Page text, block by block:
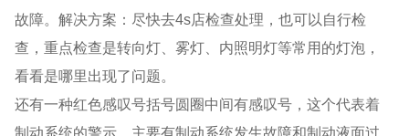
故障。解决方案：尽快去4s店检查处理，也可以自行检
查，重点检查是转向灯、雾灯、内照明灯等常用的灯泡，
看看是哪里出现了问题。
还有一种红色感叹号括号圆圈中间有感叹号，这个代表着
制动系统的警示，主要有制动系统发生故障和制动液面过